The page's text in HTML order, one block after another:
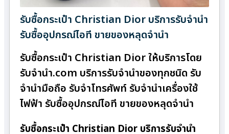
รับซื้อกระเป๋า Christian Dior บริการรับจำนำ
รับซื้ออุปกรณ์ไอที ขายของหลุดจำนำ
รับซื้อกระเป๋า Christian Dior ให้บริการโดย
รับจํานํา.com บริการรับจำนำของทุกชนิด รับ
จำนำมือถือ รับจำโทรศัพท์ รับจำนำเครื่องใช้
ไฟฟ้า รับซื้ออุปกรณ์ไอที ขายของหลุดจำนำ
รับซื้อกระเป๋า Christian Dior บริการรับจำนำ